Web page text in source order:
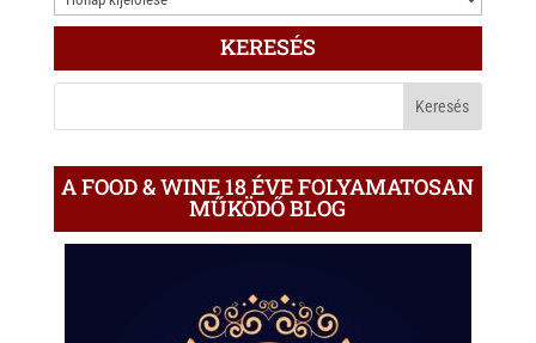
ÍRÁS
KERESÉS
A FOOD & WINE 18 ÉVE FOLYAMATOSAN
MŰKÖDŐ BLOG